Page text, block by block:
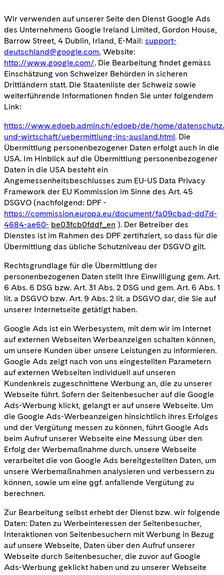
Wir verwenden auf unserer Seite den Dienst Google Ads
des Unternehmens Google Ireland Limited, Gordon House,
Barrow Street, 4 Dublin, Irland, E-Mail: support-
deutschland@google.com, Website:
http://www.google.com/. Die Bearbeitung findet gemäss
Einschätzung von Schweizer Behörden in sicheren
Drittländern statt. Die Staatenliste der Schweiz sowie
weiterführende Informationen finden Sie unter folgendem
Link:
https://www.edoeb.admin.ch/edoeb/de/home/
und-wirtschaft/uebermittlung-ins-ausland.html. Die
Übermittlung personenbezogener Daten erfolgt auch in die
USA. Im Hinblick auf die Übermittlung personenbezogener
Daten in die USA besteht ein
Angemessenheitsbeschlusses zum EU-US Data Privacy
Framework der EU Kommission im Sinne des Art. 45
DSGVO (nachfolgend: DPF -
https://commission.europa.eu/document/fa09cbad-dd7d-
4684-ae60- be03fcb0fddf_en ). Der Betreiber des
Dienstes ist im Rahmen des DPF zertifiziert, so dass für die
Übermittlung das übliche Schutzniveau der DSGVO gilt.
Rechtsgrundlage für die Übermittlung der
personenbezogenen Daten stellt Ihre Einwilligung gem. Art.
6 Abs. 6 DSG bzw. Art. 31 Abs. 2 DSG und gem. Art. 6 Abs. 1
lit. a DSGVO bzw. Art. 9 Abs. 2 lit. a DSGVO dar, die Sie auf
unserer Internetseite getätigt haben.
Google Ads ist ein Werbesystem, mit dem wir im Internet
auf externen Webseiten Werbeanzeigen schalten können,
um unsere Kunden über unsere Leistungen zu informieren.
Google Ads zeigt nach von uns eingestellten Parametern
auf externen Webseiten individuell auf unseren
Kundenkreis zugeschnittene Werbung an, die zu unserer
Webseite führt. Sofern der Seitenbesucher auf die Google
Ads-Werbung klickt, gelangt er auf unsere Webseite. Um
die Google Ads-Werbeanzeigen hinsichtlich ihres Erfolges
und der Vergütung messen zu können, führt Google Ads
beim Aufruf unserer Webseite eine Messung über den
Erfolg der Werbemaßnahme durch. unsere Webseite
verarbeitet die von Google Ads bereitgestellten Daten, um
unsere Werbemaßnahmen analysieren und verbessern zu
können, sowie um eine ggf. anfallende Vergütung zu
berechnen.
Zur Bearbeitung selbst erhebt der Dienst bzw. wir folgende
Daten: Daten zu Werbeinteressen der Seitenbesucher,
Interaktionen von Seitenbesuchern mit Werbung in Bezug
auf unsere Webseite, Daten über den Aufruf unserer
Webseite durch Seitenbesucher, die zuvor auf Google
Ads-Werbung geklickt haben und zu unserer Webseite